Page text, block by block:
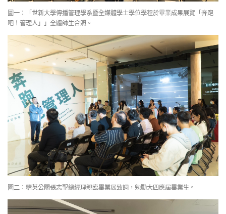
圖一：「世新大學傳播管理學系暨全媒體學士學位學程於畢業成果展覽「奔跑
吧！管理人」」全體師生合照。
圖二：精英公關張志聖總經理親臨畢業展致詞，勉勵大四應屆畢業生。